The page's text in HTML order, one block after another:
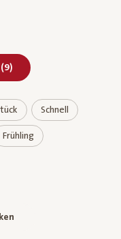
Bereits geliked
(9)
Schnell
Frühling